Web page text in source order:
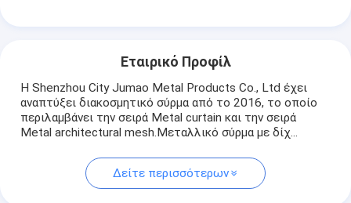
Εταιρικό Προφίλ
Η Shenzhou City Jumao Metal Products Co., Ltd έχει
αναπτύξει διακοσμητικό σύρμα από το 2016, το οποίο
περιλαμβάνει την σειρά Metal curtain και την σειρά
Metal architectural mesh.Μεταλλικό σύρμα με δίχ...
Δείτε περισσότερων